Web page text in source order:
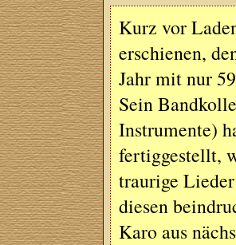
Kurz vor
erschienen,
Jahr mit nur
Sein
Instrumente)
fertiggestellt,
traurige
diesen
Karo aus